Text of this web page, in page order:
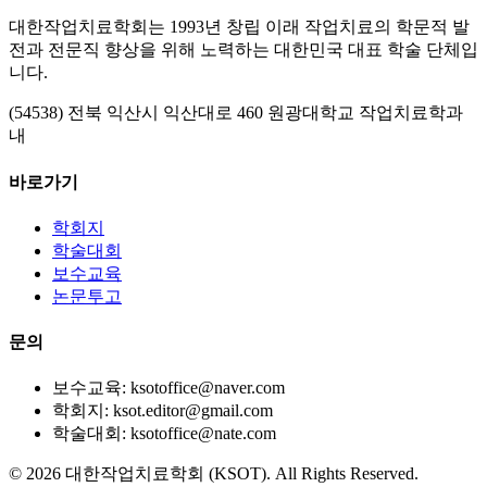
대한작업치료학회는 1993년 창립 이래 작업치료의 학문적 발
전과 전문직 향상을 위해 노력하는 대한민국 대표 학술 단체입
니다.
(54538) 전북 익산시 익산대로 460 원광대학교 작업치료학과
내
바로가기
학회지
학술대회
보수교육
논문투고
문의
보수교육: ksotoffice@naver.com
학회지: ksot.editor@gmail.com
학술대회: ksotoffice@nate.com
© 2026 대한작업치료학회 (KSOT). All Rights Reserved.